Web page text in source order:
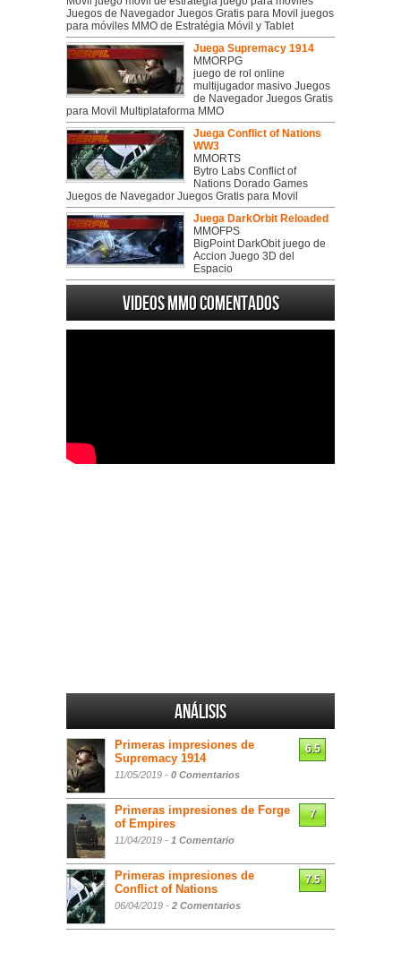
Juegos de Navegador Juegos Gratis para Movil juegos
para móviles MMO de Estratégia Móvil y Tablet
Juega Supremacy 1914
MMORPG
juego de rol online
multijugador masivo Juegos
de Navegador Juegos Gratis
para Movil Multiplataforma MMO
Juega Conflict of Nations
WW3
MMORTS
Bytro Labs Conflict of
Nations Dorado Games
Juegos de Navegador Juegos Gratis para Movil
Juega DarkOrbit Reloaded
MMOFPS
BigPoint DarkObit juego de
Accion Juego 3D del
Espacio
Videos MMO Comentados
Análisis
Primeras impresiones de
Supremacy 1914
11/05/2019 - 0 Comentarios
6.5
Primeras impresiones de Forge
of Empires
11/04/2019 - 1 Comentario
7
Primeras impresiones de
Conflict of Nations
06/04/2019 - 2 Comentarios
7.5